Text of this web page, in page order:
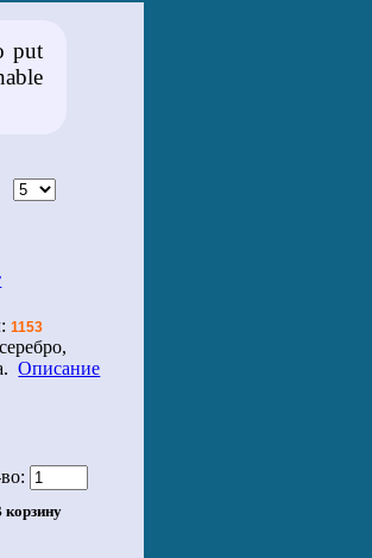
put
1153
Описание